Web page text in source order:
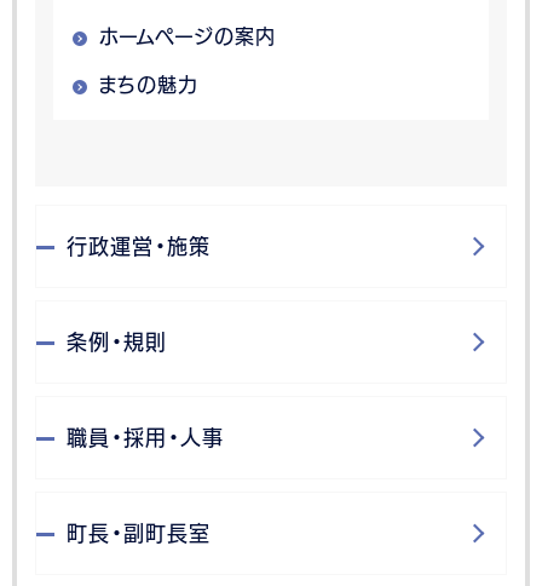
ホームページの案内
まちの魅力
行政運営・施策
条例・規則
職員・採用・人事
町長・副町長室